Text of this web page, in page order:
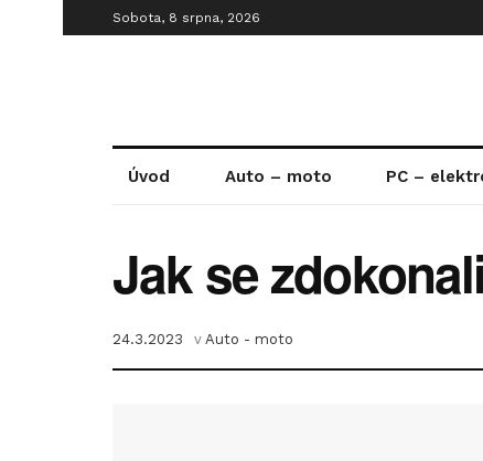
Sobota, 8 srpna, 2026
Úvod Auto – moto PC –
Jak se
24.3.2023 v Auto - moto